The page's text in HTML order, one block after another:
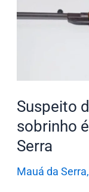
Suspeito
sobrinho
Serra
Mauá da Serra,
contra
é
em
Mauá
da
Serra